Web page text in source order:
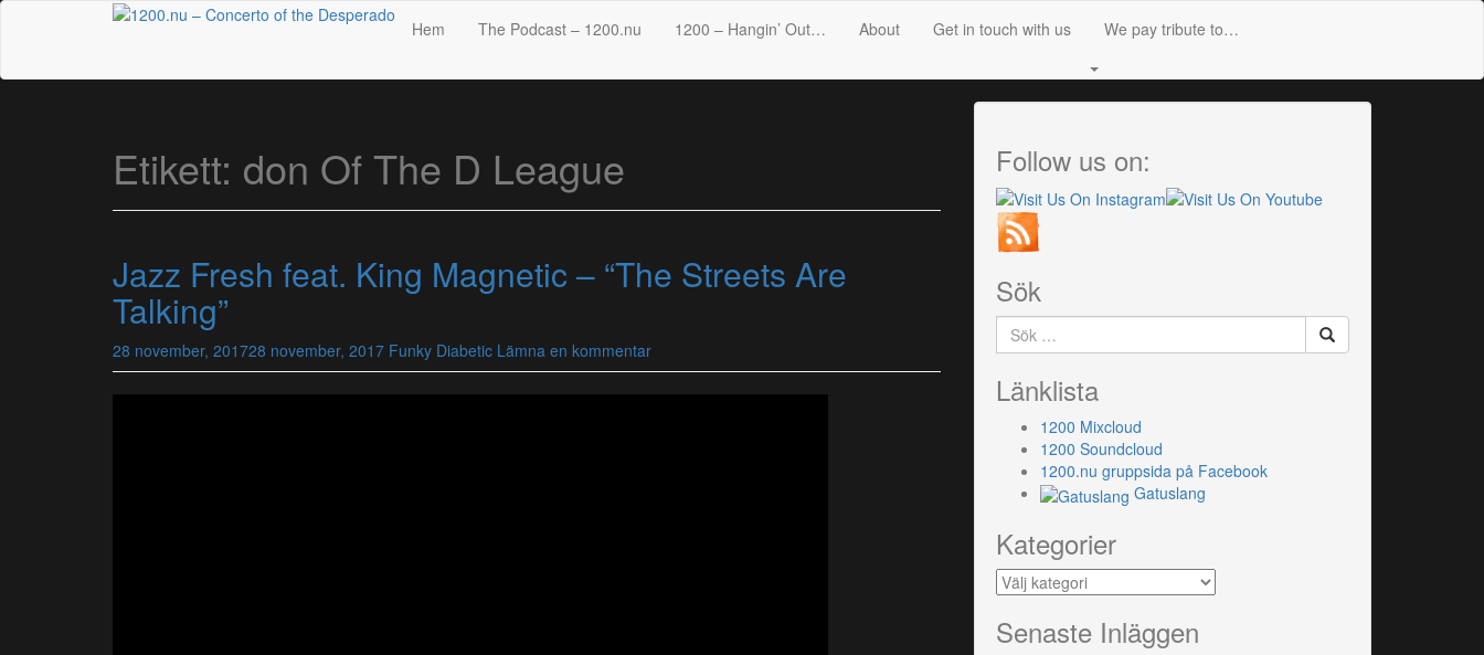
Skip
content
Hem The Podcast – 1200.nu 1200 – Hangin’ Out… About Get in touch with us We pay tribute to…
Etikett: don Of The D League
Jazz Fresh feat. King Magnetic – “The Streets Are
Talking”
28 november, 201728 november, 2017 Funky Diabetic Lämna en kommentar
Follow us on:
Sök
Sök
efter:
Länklista
1200 Mixcloud
1200 Soundcloud
1200.nu gruppsida på Facebook
Gatuslang
Kategorier
Kategorier
Senaste Inläggen